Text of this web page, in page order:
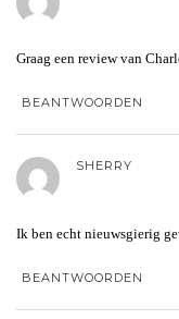
Graag een review van
BEANTWOORDEN
SHERRY
Ik ben echt nieuwsgierig
BEANTWOORDEN